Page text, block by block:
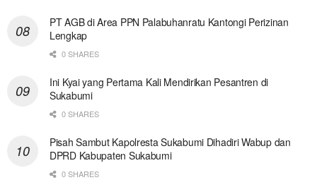
PT AGB di Area PPN Palabuhanratu Kantongi Perizinan
Lengkap
0 SHARES
Ini Kyai yang Pertama Kali Mendirikan Pesantren di
Sukabumi
0 SHARES
Pisah Sambut Kapolresta Sukabumi Dihadiri Wabup dan
DPRD Kabupaten Sukabumi
0 SHARES